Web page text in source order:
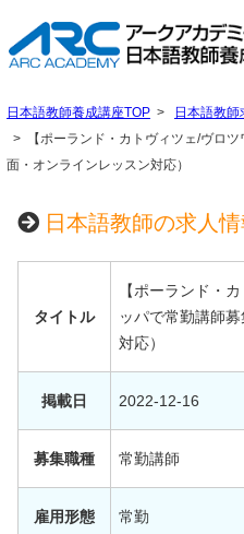
日本語教師養成講座TOP
日本語教師
【ポーランド・カトヴィツェ/ヴロ
面・オンラインレッスン対応）
日本語教師の求人
タイトル
【ポーランド・
ッパで常勤講師
対応）
掲載日 2022-12-16
募集職種 常勤講師
雇用形態 常勤